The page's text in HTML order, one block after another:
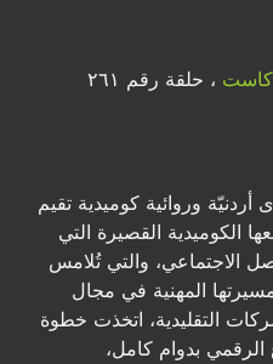
، حلقة رقم ٢٦١
وروائية كوميدية تقيم
الكوميدية القصيرة التي
الاجتماعي، والتي تُلامس
المهنية في مجال
التقليدية، اتخذت خطوة
الرقمي بدوام كامل،